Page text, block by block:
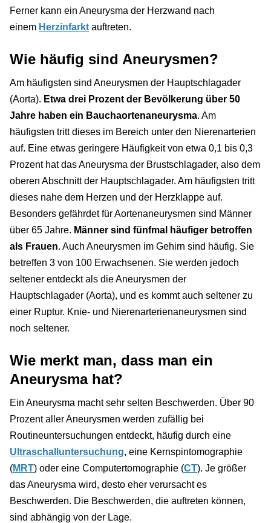
Ferner kann ein Aneurysma der Herzwand nach
einem Herzinfarkt auftreten.
Wie häufig sind Aneurysmen?
Am häufigsten sind Aneurysmen der Hauptschlagader
(Aorta). Etwa drei Prozent der Bevölkerung über 50
Jahre haben ein Bauchaortenaneurysma. Am
häufigsten tritt dieses im Bereich unter den Nierenarterien
auf. Eine etwas geringere Häufigkeit von etwa 0,1 bis 0,3
Prozent hat das Aneurysma der Brustschlagader, also dem
oberen Abschnitt der Hauptschlagader. Am häufigsten tritt
dieses nahe dem Herzen und der Herzklappe auf.
Besonders gefährdet für Aortenaneurysmen sind Männer
über 65 Jahre. Männer sind fünfmal häufiger betroffen
als Frauen. Auch Aneurysmen im Gehirn sind häufig. Sie
betreffen 3 von 100 Erwachsenen. Sie werden jedoch
seltener entdeckt als die Aneurysmen der
Hauptschlagader (Aorta), und es kommt auch seltener zu
einer Ruptur. Knie- und Nierenarterienaneurysmen sind
noch seltener.
Wie merkt man, dass man ein
Aneurysma hat?
Ein Aneurysma macht sehr selten Beschwerden. Über 90
Prozent aller Aneurysmen werden zufällig bei
Routineuntersuchungen entdeckt, häufig durch eine
Ultraschalluntersuchung, eine Kernspintomographie
(MRT) oder eine Computertomographie (CT). Je größer
das Aneurysma wird, desto eher verursacht es
Beschwerden. Die Beschwerden, die auftreten können,
sind abhängig von der Lage.